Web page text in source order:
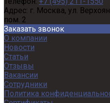
Адрес: г. Москва, ул.
пом. 2
Заказать звонок
О компании
Новости
Статьи
Отзывы
Вакансии
Сотрудники
Политика